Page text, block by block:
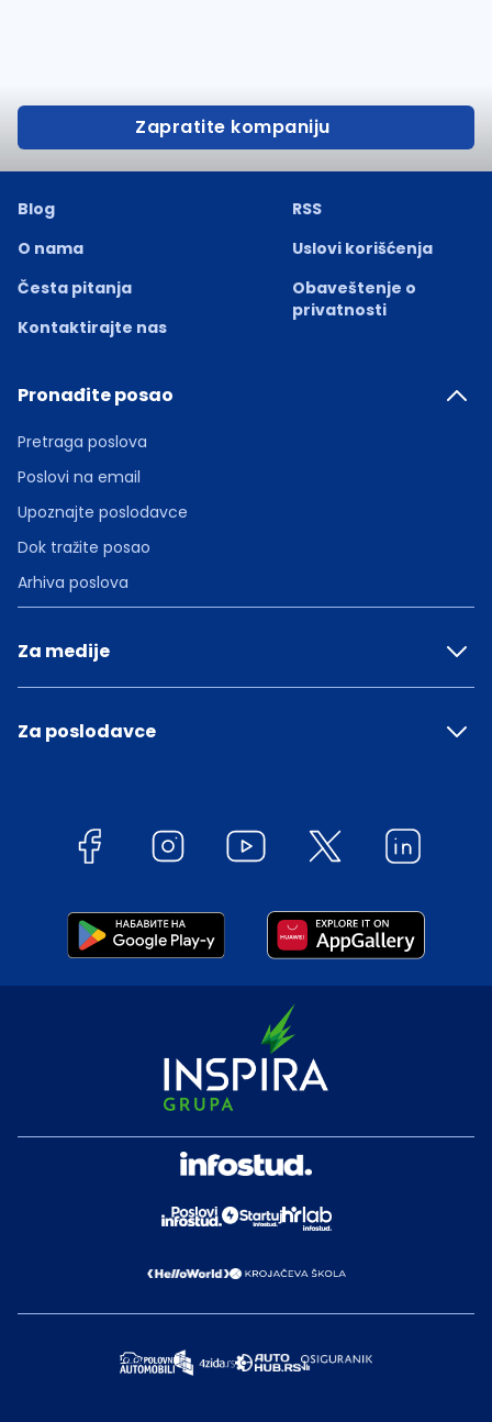
Zapratite kompaniju
Blog
O nama
Česta pitanja
Kontaktirajte nas
RSS
Uslovi korišćenja
Obaveštenje o
privatnosti
Pronađite posao
Pretraga poslova
Poslovi na email
Upoznajte poslodavce
Dok tražite posao
Arhiva poslova
Za medije
Za poslodavce